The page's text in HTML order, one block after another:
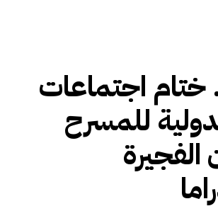
ختام اجتماعات
للمسرح